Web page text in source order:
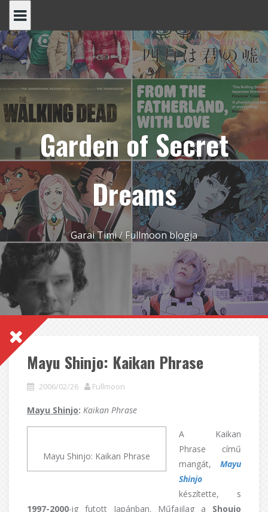
content
Garden of Secret
Dreams
Garai Timi / Fullmoon blogja
Mayu Shinjo: Kaikan Phrase
2006/02/26 Fullmoon
Mayu Shinjo: Kaikan Phrase
Mayu Shinjo: Kaikan Phrase
A Kaikan
Phrase című
mangát, Mayu
Shinjo
készítette, s
1997-2000-ig futott Japánban. Műfajilag a Shoujo